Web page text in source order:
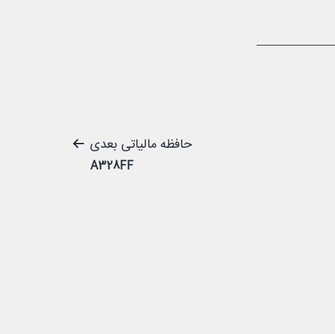
حافظه مالیاتی بعدی
A328FF